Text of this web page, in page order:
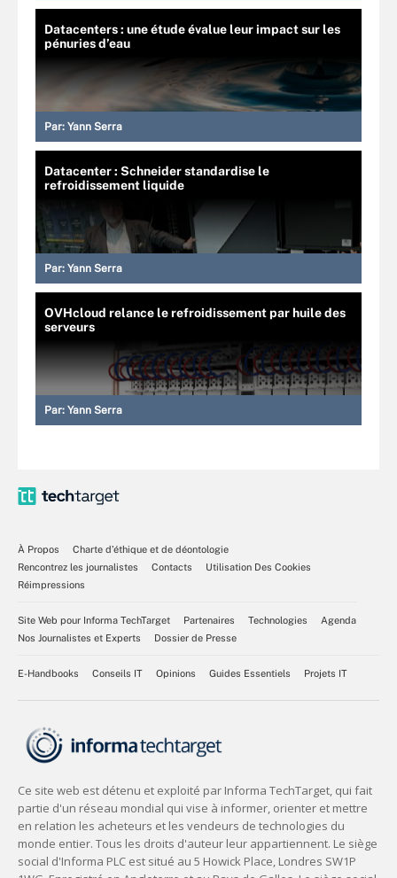
Datacenters : une étude évalue leur impact sur les
pénuries d’eau
Par: Yann Serra
Datacenter : Schneider standardise le
refroidissement liquide
Par: Yann Serra
OVHcloud relance le refroidissement par huile des
serveurs
Par: Yann Serra
À Propos
Charte d’éthique et de déontologie
Rencontrez les journalistes
Contacts
Utilisation Des Cookies
Réimpressions
Site Web pour Informa TechTarget Partenaires Technologies
Agenda
Nos Journalistes et Experts
Dossier de Presse
E-Handbooks Conseils IT Opinions Guides Essentiels Projets IT